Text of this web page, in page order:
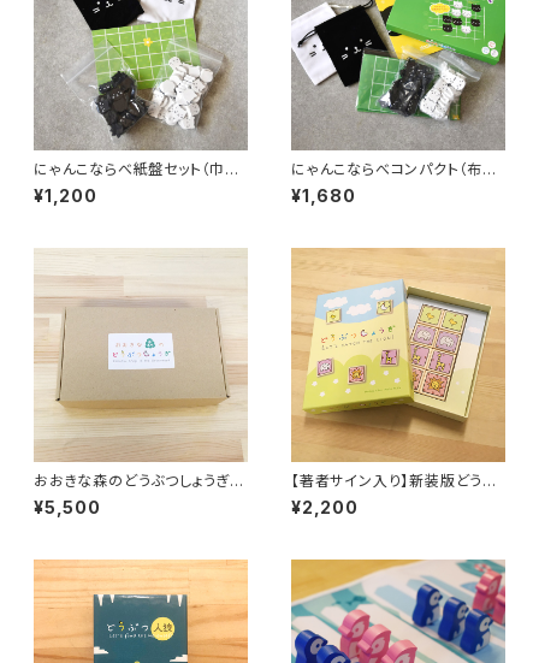
にゃんこならべ紙盤セット（巾着
つき・箱なし）
¥1,200
にゃんこならべコンパクト（布
盤・巾着セット 箱入り）
¥1,680
おおきな森のどうぶつしょうぎ
作者オリジナル版
¥5,500
【著者サイン入り】新装版どうぶ
つしょうぎ
¥2,200